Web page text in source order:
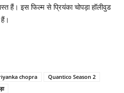
हैं। इस फिल्‍म से प्रियंका चोपड़ा हॉलीवुड
chopra
Quantico Season 2